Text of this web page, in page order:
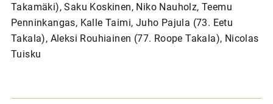
Takamäki), Saku Koskinen, Niko Nauholz, Teemu
Penninkangas, Kalle Taimi, Juho Pajula (73. Eetu
Takala), Aleksi Rouhiainen (77. Roope Takala), Nicolas
Tuisku